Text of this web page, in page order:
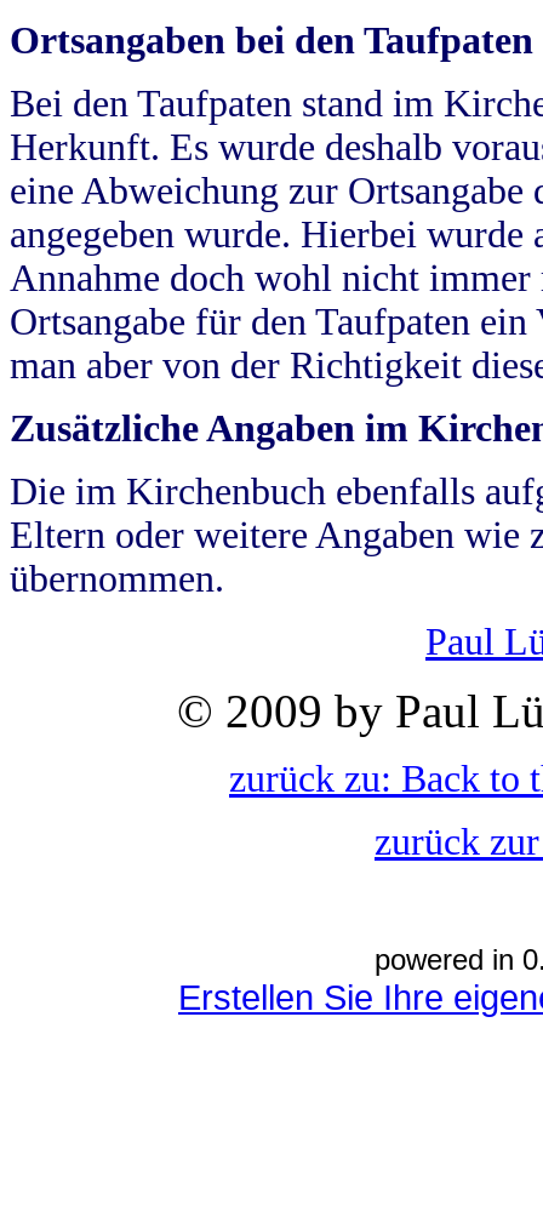
Ortsangaben bei den Taufpaten
Bei den Taufpaten stand im
Herkunft. Es wurde deshalb
eine Abweichung zur
angegeben wurde. Hierbei wurde
Annahme doch wohl nicht
Ortsangabe für den Taufpaten
man aber von der Richtigkeit
Zusätzliche Angaben im
Die im Kirchenbuch ebenfalls
Eltern oder weitere Angaben wie
übernommen.
Paul
© 2009 by Paul
zurück zu: Back to
zurück
powered in
Erstellen Sie Ihre